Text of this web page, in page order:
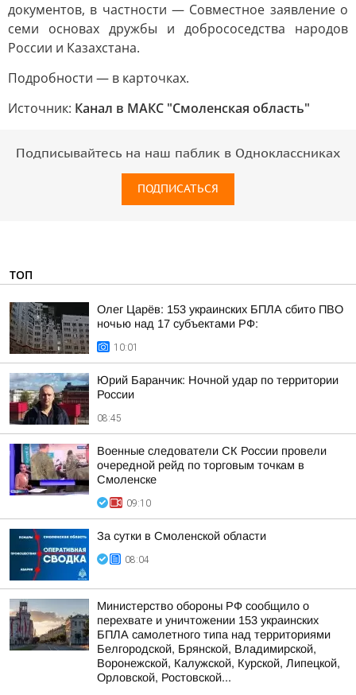
документов, в частности — Совместное заявление о
семи основах дружбы и добрососедства народов
России и Казахстана.
Подробности — в карточках.
Источник: Канал в МАКС "Смоленская область"
Подписывайтесь на наш паблик в Одноклассниках
ПОДПИСАТЬСЯ
ТОП
Олег Царёв: 153 украинских БПЛА сбито ПВО
ночью над 17 субъектами РФ:
10:01
Юрий Баранчик: Ночной удар по территории
России
08:45
Военные следователи СК России провели
очередной рейд по торговым точкам в
Смоленске
09:10
За сутки в Смоленской области
08:04
Министерство обороны РФ сообщило о
перехвате и уничтожении 153 украинских
БПЛА самолетного типа над территориями
Белгородской, Брянской, Владимирской,
Воронежской, Калужской, Курской, Липецкой,
Орловской, Ростовской...